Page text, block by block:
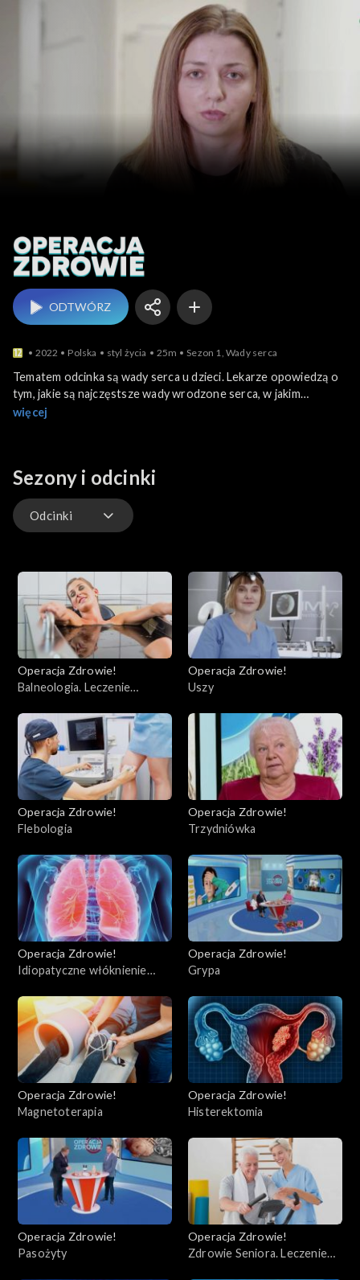
Operacja Zdrowie!
ODTWÓRZ
2022 Polska styl życia 25m Sezon 1, Wady serca
Tematem odcinka są wady serca u dzieci. Lekarze opowiedzą o
tym, jakie są najczęstsze wady wrodzone serca, w jakim
momencie mogą zostać zdiagnozowane oraz w jaki sposób
powinny zaniepokoić rodziców.
więcej
Sezony i odcinki
Odcinki
Operacja Zdrowie!
Balneologia. Leczenie
Operacja Zdrowie!
Uszy
Operacja Zdrowie!
Flebologia
Operacja Zdrowie!
Trzydniówka
Operacja Zdrowie!
Idiopatyczne włóknienie
Operacja Zdrowie!
Grypa
Operacja Zdrowie!
Magnetoterapia
Operacja Zdrowie!
Histerektomia
Operacja Zdrowie!
Pasożyty
Operacja Zdrowie!
Zdrowie Seniora. Leczenie